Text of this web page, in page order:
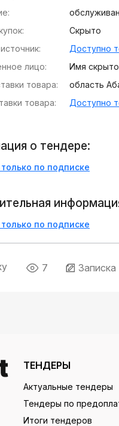
Скрыто
Доступно
лицо:
Имя скрыто
товара:
область
товара:
Доступно
о тендере:
по подписке
по подписке
7 Записка
ТЕНДЕРЫ
Актуальные тендеры
Тендеры по
Итоги тендеров